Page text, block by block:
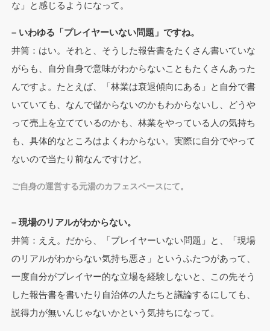
な」と感じるようになって。
– いわゆる「プレイヤーいない問題」ですね。
井筒：はい。それと、そうした報告書をたくさん書いていな
がらも、自分自身で意味がわからないこともたくさんあった
んですよ。たとえば、「林業は衰退傾向にある」と自分で書
いていても、なんで儲からないのかもわからないし、どうや
って売上を立てているのかも、林業をやっている人の気持ち
も、具体的なところはよくわからない。実際に自分でやって
ないので当たり前なんですけど。
ご自身の運営する元湯のカフェスペースにて。
– 現場のリアルがわからない。
井筒：ええ。だから、「プレイヤーいない問題」と、「現場
のリアルがわからない気持ち悪さ」というふたつがあって、
一度自分がプレイヤー的な立場を経験しないと、この先そう
した報告書を書いたり自治体の人たちと議論するにしても、
説得力が無いんじゃないかという気持ちになって。